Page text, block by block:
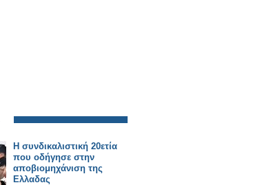
Η συνδικαλιστική 20ετία
που οδήγησε στην
αποβιομηχάνιση της
Ελλαδας